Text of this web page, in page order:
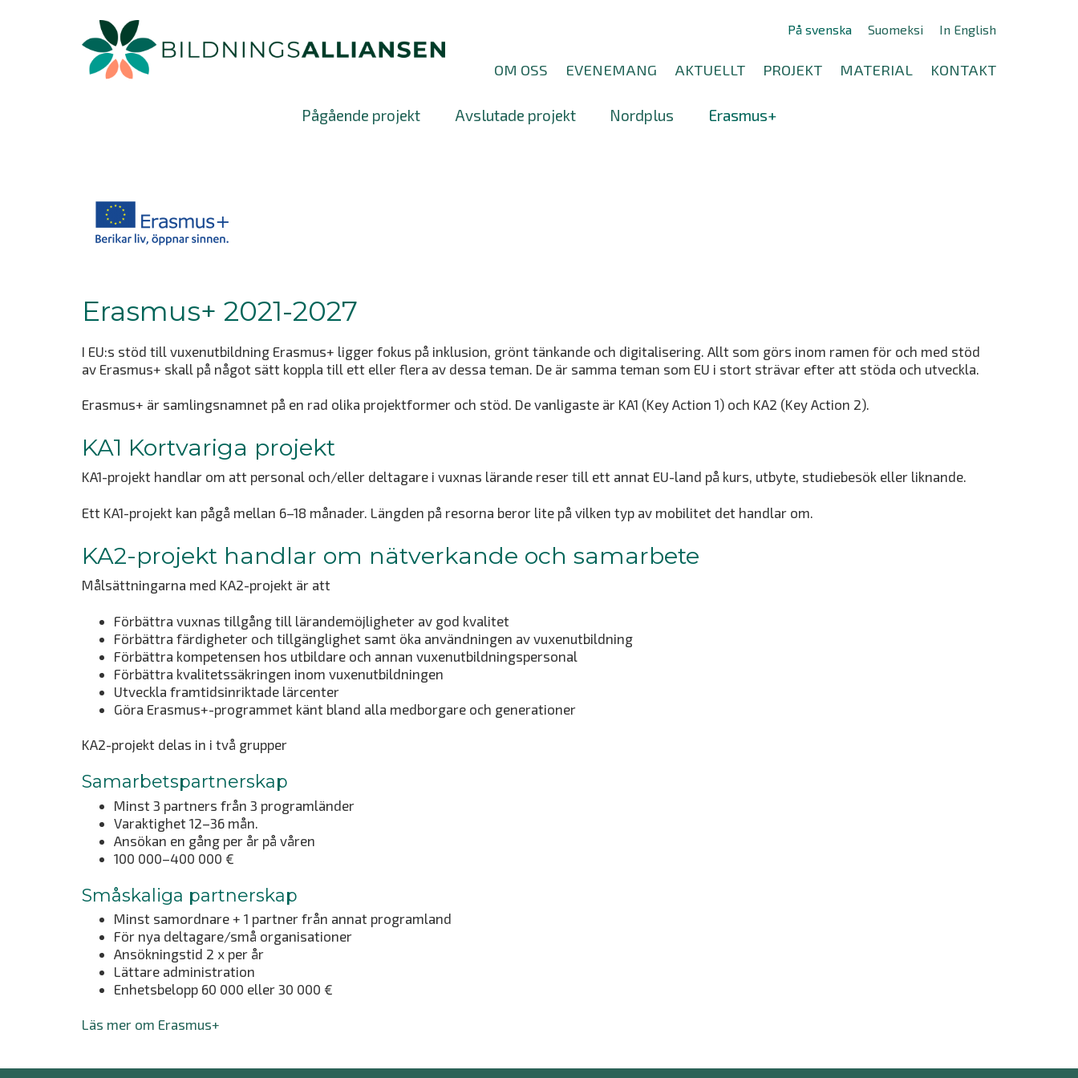
På svenska Suomeksi In English
OM OSS EVENEMANG AKTUELLT PROJEKT MATERIAL KONTAKT
Pågående projekt Avslutade projekt Nordplus Erasmus+
Erasmus+ 2021-2027
I EU:s stöd till vuxenutbildning Erasmus+ ligger fokus på inklusion, grönt tänkande och digitalisering. Allt som görs inom ramen för och med stöd
av Erasmus+ skall på något sätt koppla till ett eller flera av dessa teman. De är samma teman som EU i stort strävar efter att stöda och utveckla.
Erasmus+ är samlingsnamnet på en rad olika projektformer och stöd. De vanligaste är KA1 (Key Action 1) och KA2 (Key Action 2).
KA1 Kortvariga projekt
KA1-projekt handlar om att personal och/eller deltagare i vuxnas lärande reser till ett annat EU-land på kurs, utbyte, studiebesök eller liknande.
Ett KA1-projekt kan pågå mellan 6–18 månader. Längden på resorna beror lite på vilken typ av mobilitet det handlar om.
KA2-projekt handlar om nätverkande och samarbete
Målsättningarna med KA2-projekt är att
Förbättra vuxnas tillgång till lärandemöjligheter av god kvalitet
Förbättra färdigheter och tillgänglighet samt öka användningen av vuxenutbildning
Förbättra kompetensen hos utbildare och annan vuxenutbildningspersonal
Förbättra kvalitetssäkringen inom vuxenutbildningen
Utveckla framtidsinriktade lärcenter
Göra Erasmus+-programmet känt bland alla medborgare och generationer
KA2-projekt delas in i två grupper
Samarbetspartnerskap
Minst 3 partners från 3 programländer
Varaktighet 12–36 mån.
Ansökan en gång per år på våren
100 000–400 000 €
Småskaliga partnerskap
Minst samordnare + 1 partner från annat programland
För nya deltagare/små organisationer
Ansökningstid 2 x per år
Lättare administration
Enhetsbelopp 60 000 eller 30 000 €
Läs mer om Erasmus+